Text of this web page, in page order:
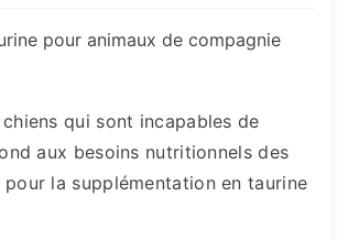
pour animaux de compagnie
qui sont incapables de
aux besoins nutritionnels des
la supplémentation en taurine